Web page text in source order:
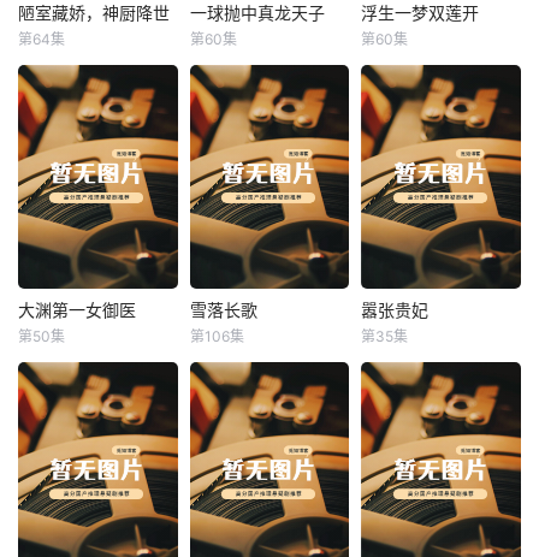
陋室藏娇，神厨降世
陋室藏娇，神厨降世
第64集
一球抛中真龙天子
一球抛中真龙天子
第60集
浮生一梦双莲开
浮生一梦双莲开
第60集
大渊第一女御医
大渊第一女御医
第50集
雪落长歌
雪落长歌
第106集
嚣张贵妃
嚣张贵妃
第35集